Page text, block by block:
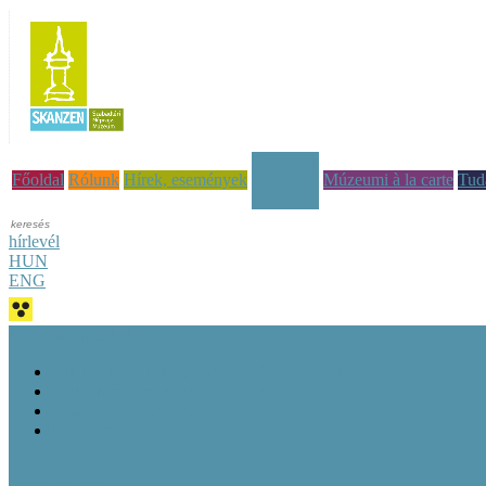
Főoldal Rólunk Hírek, események
Múzeumi à la carte
hírlevél
HUN
ENG